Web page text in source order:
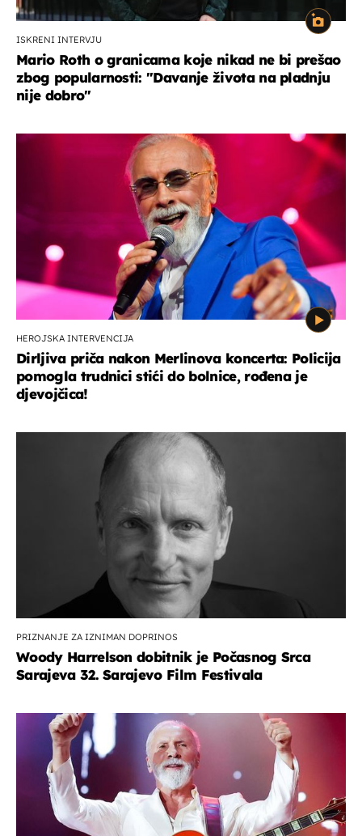
ISKRENI INTERVJU
Mario Roth o granicama koje nikad ne bi prešao
zbog popularnosti: "Davanje života na pladnju
nije dobro"
HEROJSKA INTERVENCIJA
Dirljiva priča nakon Merlinova koncerta: Policija
pomogla trudnici stići do bolnice, rođena je
djevojčica!
PRIZNANJE ZA IZNIMAN DOPRINOS
Woody Harrelson dobitnik je Počasnog Srca
Sarajeva 32. Sarajevo Film Festivala